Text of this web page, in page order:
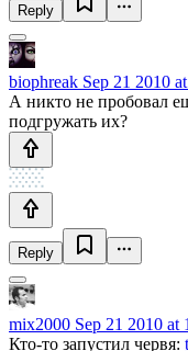
Reply
biophreak Sep 21 2010
А никто не пробовал
подгружать их?
Reply
mix2000 Sep 21 2010 at
Кто-то запустил червя: